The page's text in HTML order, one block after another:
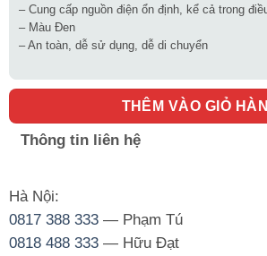
– Cung cấp nguồn điện ổn định, kể cả trong
– Màu Đen
– An toàn, dễ sử dụng, dễ di chuyển
THÊM VÀO GIỎ
Thông tin liên hệ
Hà Nội:
0817 388 333— Phạm Tú
0818 488 333— Hữu Đạt